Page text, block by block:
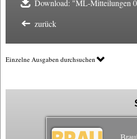
Download: "ML-Mitteilungen
zurück
Einzelne Ausgaben durchsuchen